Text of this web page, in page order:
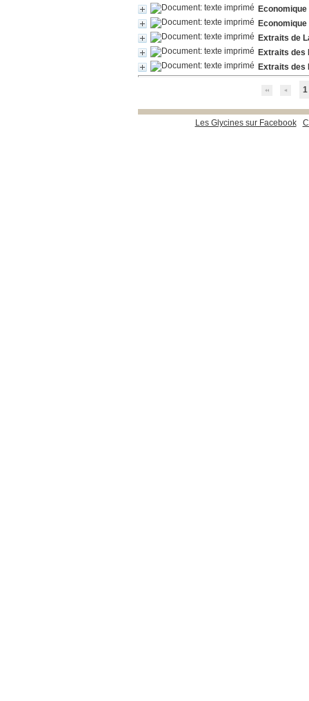
Economique
Economique
Extraits de
Extraits des
Extraits des
1
Les Glycines sur Facebook